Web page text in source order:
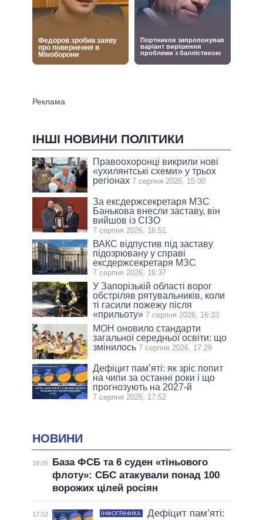
ІНШІ НОВИНИ ПОЛІТИКИ
Правоохоронці викрили нові
«ухилянтські схеми» у трьох
регіонах 7 серпня 2026, 15:00
За ексдержсекретаря МЗС
Банькова внесли заставу, він
вийшов із СІЗО
7 серпня 2026, 16:51
ВАКС відпустив під заставу
підозрювану у справі
ексдержсекретаря МЗС
7 серпня 2026, 16:37
У Запорізькій області ворог
обстріляв рятувальників, коли
ті гасили пожежу після
«прильоту» 7 серпня 2026, 16:33
МОН оновило стандарти
загальної середньої освіти: що
змінилось 7 серпня 2026, 17:29
Дефіцит пам’яті: як зріс попит
на чипи за останні роки і що
прогнозують на 2027-й
7 серпня 2026, 17:52
НОВИНИ
18:05
База ФСБ та 6 суден «тіньового
флоту»: СБС атакували понад 100
ворожих цілей росіян
17:52 ІНФОГРАФІКА
Дефіцит пам’яті: